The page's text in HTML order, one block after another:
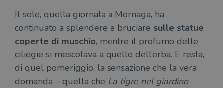
Il sole, quella giornata a Mornaga, ha
continuato a splendere e bruciare sulle statue
coperte di muschio, mentre il profumo delle
ciliegie si mescolava a quello dell’erba. E resta,
di quel pomeriggio, la sensazione che la vera
domanda – quella che La tigre nel giardino